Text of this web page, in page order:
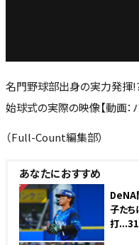
名門野球部出身の実力発揮
始球式の実際の映像【動画：
（Full-Count編集部）
あなたにおすすめ
NEW
DeNA
子た
打